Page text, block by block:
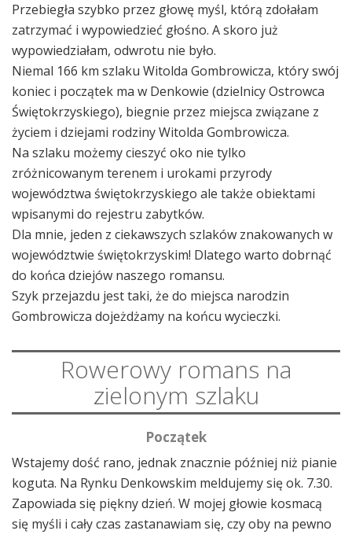
Przebiegła szybko przez głowę myśl, którą zdołałam
zatrzymać i wypowiedzieć głośno. A skoro już
wypowiedziałam, odwrotu nie było.
Niemal 166 km szlaku Witolda Gombrowicza, który swój
koniec i początek ma w Denkowie (dzielnicy Ostrowca
Świętokrzyskiego), biegnie przez miejsca związane z
życiem i dziejami rodziny Witolda Gombrowicza.
Na szlaku możemy cieszyć oko nie tylko
zróżnicowanym terenem i urokami przyrody
województwa świętokrzyskiego ale także obiektami
wpisanymi do rejestru zabytków.
Dla mnie, jeden z ciekawszych szlaków znakowanych w
województwie świętokrzyskim! Dlatego warto dobrnąć
do końca dziejów naszego romansu.
Szyk przejazdu jest taki, że do miejsca narodzin
Gombrowicza dojeżdżamy na końcu wycieczki.
Rowerowy romans na
zielonym szlaku
Początek
Wstajemy dość rano, jednak znacznie później niż pianie
koguta. Na Rynku Denkowskim meldujemy się ok. 7.30.
Zapowiada się piękny dzień. W mojej głowie kosmacą
się myśli i cały czas zastanawiam się, czy oby na pewno